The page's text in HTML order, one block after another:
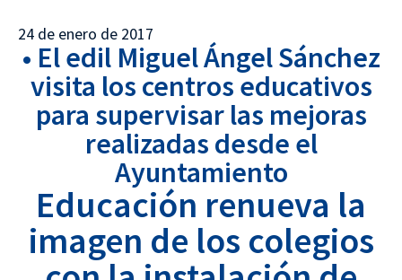
24 de enero de 2017
• El edil Miguel Ángel Sánchez
visita los centros educativos
para supervisar las mejoras
realizadas desde el
Ayuntamiento
Educación renueva la
imagen de los colegios